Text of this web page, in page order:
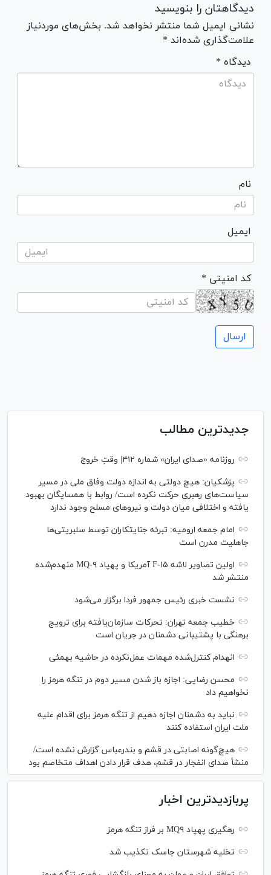
دیدگاهتان را بنویسید
نشانی ایمیل شما منتشر نخواهد شد. بخش‌های موردنیاز
علامت‌گذاری شده‌اند *
* دیدگاه
نام
ایمیل
* کد امنیتی
جدیدترین مطالب
روزنامه «صدای ایران» شماره ۴۱۲| وقتِ خروج
پزشکیان: هیچ دولتی به اندازه دولت وفاق ملی در مسیر
سیاست‌های رهبری حرکت نکرده است/ روابط با همسایگان بهبود
یافته و اختلافی میان دولت و نیروهای مسلح وجود ندارد
امام جمعه ارومیه: تبرئه جنایتکاران توسط سلبریتی‌ها
جاهلیت مدرن است
اولین تصاویر لاشه F-۱۵ آمریکا و پهپاد MQ-۹ منهدم‌شده
منتشر شد
نشست خبری رئیس‌ جمهور فردا برگزار می‌شود
خطیب جمعه تهران: تحرکات سازمان‌یافته برای ترویج
برهنگی با پشتیبانی دشمنان در جریان است
انهدام کنترل‌شده مهمات عمل‌نکرده در حاشیه بهمئی
محسن رضایی: اجازه باز شدن مسیر دوم در تنگه هرمز را
نخواهیم داد
نباید به دشمنان اجازه دهیم از تنگه هرمز برای اقدام علیه
ملت ایران استفاده کنند
هیچ‌گونه اصابتی در قشم و بندرعباس گزارش نشده است/
منشأ صدای انفجار در قشم، هدف قرار دادن اهداف متخاصم بود
پربازدیدترین اخبار
رهگیری پهپاد MQ۹ بر فراز تنگه هرمز
تخلیه شهرستان جاسک تکذیب شد